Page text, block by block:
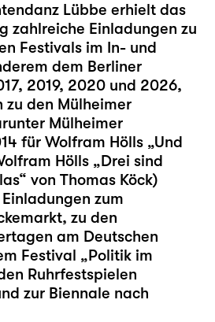
Lübbe erhielt das
zahlreiche Einladungen zu
Festivals im In- und
dem Berliner
2019, 2020 und 2026,
zu den Mülheimer
Mülheimer
für Wolfram Hölls „Und
Hölls „Drei sind
“ von Thomas Köck)
zum
zu den
am Deutschen
Festival „Politik im
Ruhrfestspielen
zur Biennale nach